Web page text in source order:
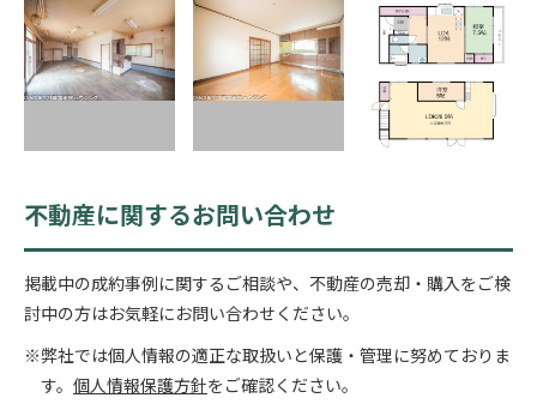
不動産に関するお問い合わせ
掲載中の成約事例に関するご相談や、不動産の売却・購入をご検
討中の方はお気軽にお問い合わせください。
※弊社では個人情報の適正な取扱いと保護・管理に努めておりま
す。 個人情報保護方針をご確認ください。